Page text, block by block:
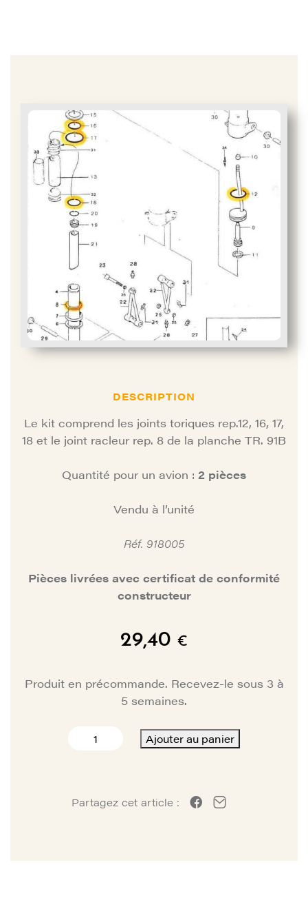
DESCRIPTION
Le kit comprend les joints toriques rep.12, 16, 17,
18 et le joint racleur rep. 8 de la planche TR. 91B
Quantité pour un avion : 2 pièces
Vendu à l’unité
Réf. 918005
Pièces livrées avec certificat de conformité
constructeur
29,40 €
Produit en précommande. Recevez-le sous 3 à
5 semaines.
quantité
D'ATTERRISSAGE
Ajouter au panier
Partagez cet article :